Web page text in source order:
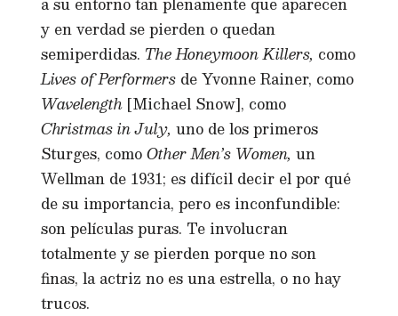
y en verdad se pierden o quedan
semiperdidas. The Honeymoon Killers, como
Lives of Performers de Yvonne Rainer, como
Wavelength [Michael Snow], como
Christmas in July,uno de los primeros
Sturges, comoOther Men’s Women,un
Wellman de 1931; es difícil decir el por qué
de su importancia, pero es inconfundible:
son películas puras. Te involucran
totalmente y se pierden porque no son
finas, la actriz no es una estrella, o no hay
trucos.